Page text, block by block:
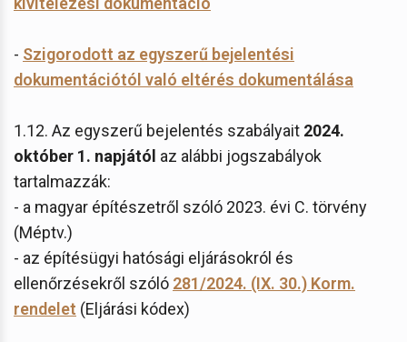
- Szigorodott az egyszerű bejelentési
dokumentációtól való eltérés dokumentálása
1.12. Az egyszerű bejelentés szabályait 2024.
október 1. napjától az alábbi jogszabályok
tartalmazzák:
- a magyar építészetről szóló 2023. évi C. törvény
(Méptv.)
- az építésügyi hatósági eljárásokról és
ellenőrzésekről szóló 281/2024. (IX. 30.) Korm.
rendelet (Eljárási kódex)